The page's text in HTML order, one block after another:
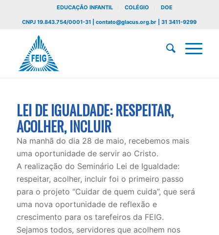
EDUCAÇÃO INFANTIL COLÉGIO DOE
CNPJ 19.843.754/0001-31 | contato@glacus.org.br | 31 3411-9299
LEI DE IGUALDADE: RESPEITAR,
ACOLHER, INCLUIR
Na manhã do dia 28 de maio, recebemos mais
uma oportunidade de servir ao Cristo.
A realização do Seminário Lei de Igualdade:
respeitar, acolher, incluir foi o primeiro passo
para o projeto “Cuidar de quem cuida”, que será
uma nova oportunidade de reflexão e
crescimento para os tarefeiros da FEIG.
Sejamos todos, servidores que acolhem nos